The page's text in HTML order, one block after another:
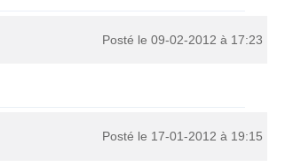
Posté le 09-02-2012 à 17:23
Posté le 17-01-2012 à 19:15